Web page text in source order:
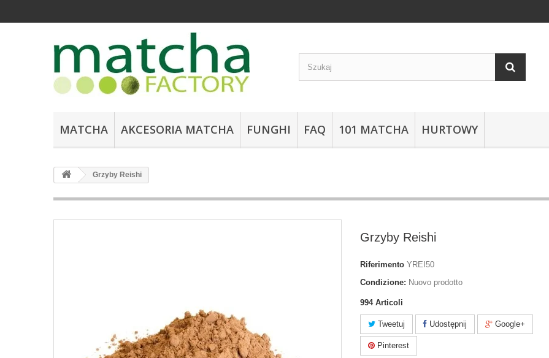
MATCHA AKCESORIA MATCHA FUNGHI FAQ 101 MATCHA HURTOWY
Grzyby Reishi
Grzyby Reishi
Riferimento YREI50
Condizione: Nuovo prodotto
994 Articoli
Tweetuj Udostępnij Google+
Pinterest